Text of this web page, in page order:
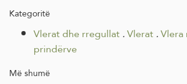
Kategoritë
Vlerat dhe rregullat.Vlerat.
prindërve
Më shumë